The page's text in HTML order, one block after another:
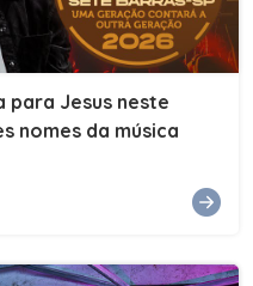
para Jesus neste
nomes da música